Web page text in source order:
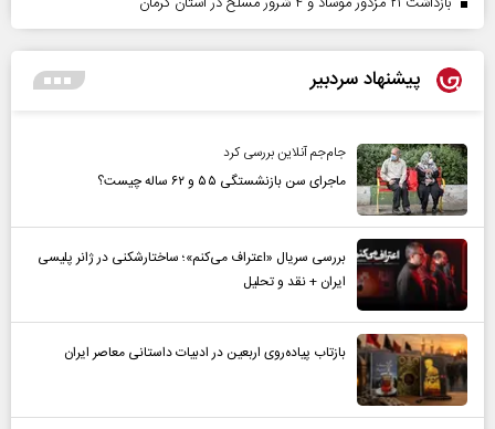
پیشنهاد سردبیر
جام‌جم آنلاین بررسی کرد
ماجرای سن بازنشستگی ۵۵ و ۶۲ ساله چیست؟
بررسی سریال «اعتراف می‌کنم»؛ ساختارشکنی در ژانر پلیسی
ایران + نقد و تحلیل
بازتاب پیاده‌روی اربعین در ادبیات داستانی معاصر ایران